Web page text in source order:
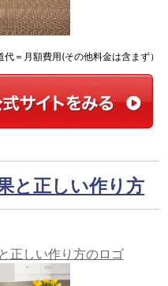
＝月額費用(その他料金は含まず）
と正しい作り方